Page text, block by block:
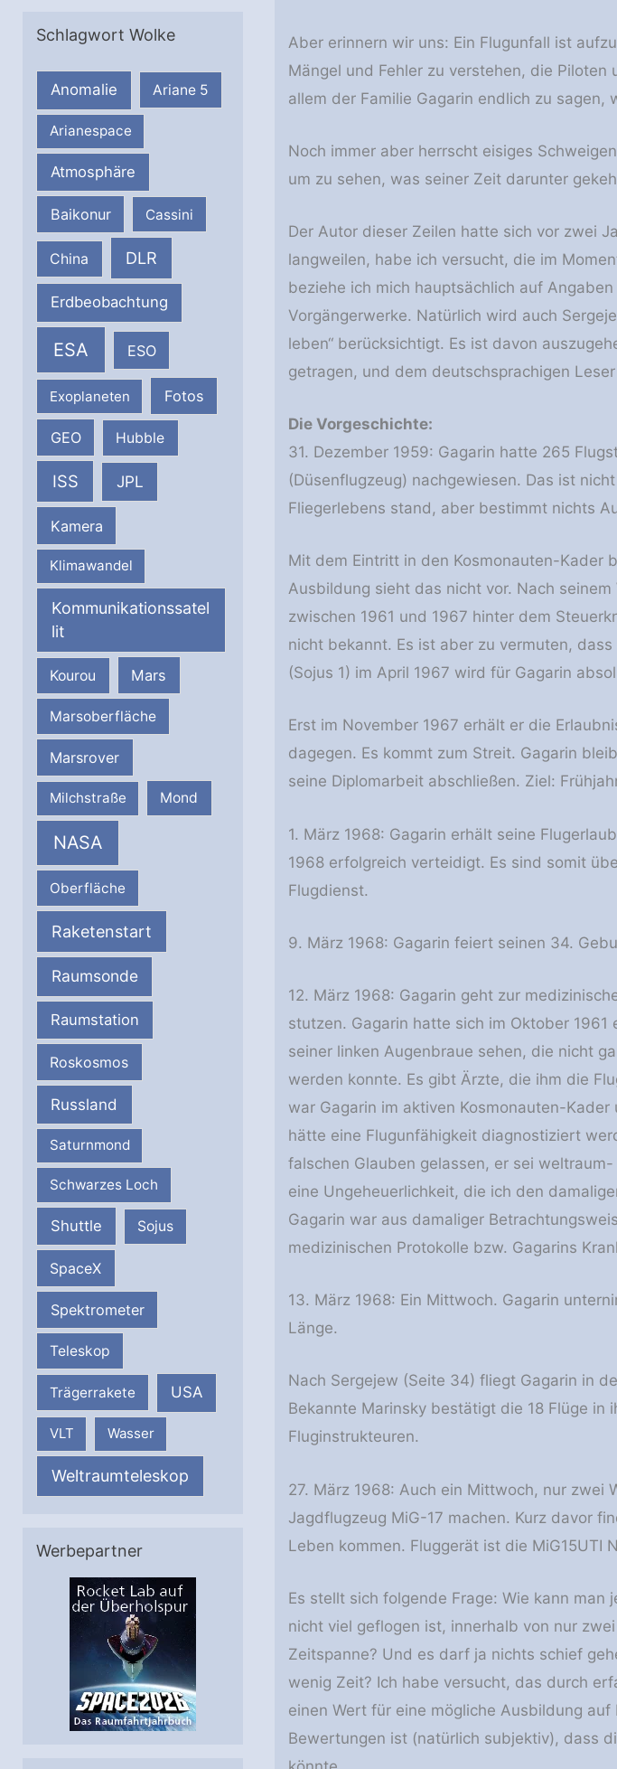
Schlagwort Wolke
Anomalie Ariane 5
Arianespace
Atmosphäre
Baikonur Cassini
China DLR
Erdbeobachtung
ESA ESO
Exoplaneten Fotos
GEO Hubble
ISS JPL
Kamera
Klimawandel
Kommunikationssatel
lit
Kourou Mars
Marsoberfläche
Marsrover
Milchstraße Mond
NASA
Oberfläche
Raketenstart
Raumsonde
Raumstation
Roskosmos
Russland
Saturnmond
Schwarzes Loch
Shuttle Sojus
SpaceX
Spektrometer
Teleskop
Trägerrakete USA
VLT Wasser
Weltraumteleskop
Werbepartner
Aber erinnern wir uns: Ein Flugunfall ist
Mängel und Fehler zu verstehen, die
allem der Familie Gagarin endlich zu
Noch immer aber herrscht eisiges
um zu sehen, was seiner Zeit darunter
Der Autor dieser Zeilen hatte sich vor zwei
langweilen, habe ich versucht, die im
beziehe ich mich hauptsächlich auf
Vorgängerwerke. Natürlich wird auch
leben“ berücksichtigt. Es ist davon
getragen, und dem deutschsprachigen
Die Vorgeschichte:
31. Dezember 1959: Gagarin hatte 265
(Düsenflugzeug) nachgewiesen. Das ist
Fliegerlebens stand, aber bestimmt nichts
Mit dem Eintritt in den Kosmonauten-Kader
Ausbildung sieht das nicht vor. Nach
zwischen 1961 und 1967 hinter dem
nicht bekannt. Es ist aber zu vermuten,
(Sojus 1) im April 1967 wird für Gagarin
Erst im November 1967 erhält er die
dagegen. Es kommt zum Streit. Gagarin
seine Diplomarbeit abschließen. Ziel:
1. März 1968: Gagarin erhält seine
1968 erfolgreich verteidigt. Es sind somit
Flugdienst.
9. März 1968: Gagarin feiert seinen 34.
12. März 1968: Gagarin geht zur
stutzen. Gagarin hatte sich im Oktober
seiner linken Augenbraue sehen, die nicht
werden konnte. Es gibt Ärzte, die ihm die
war Gagarin im aktiven Kosmonauten-
hätte eine Flugunfähigkeit diagnostiziert
falschen Glauben gelassen, er sei
eine Ungeheuerlichkeit, die ich den
Gagarin war aus damaliger
medizinischen Protokolle bzw. Gagarins
13. März 1968: Ein Mittwoch. Gagarin
Länge.
Nach Sergejew (Seite 34) fliegt Gagarin in
Bekannte Marinsky bestätigt die 18 Flüge in
Fluginstrukteuren.
27. März 1968: Auch ein Mittwoch, nur zwei
Jagdflugzeug MiG-17 machen. Kurz davor
Leben kommen. Fluggerät ist die MiG15UTI
Es stellt sich folgende Frage: Wie kann
nicht viel geflogen ist, innerhalb von nur
Zeitspanne? Und es darf ja nichts schief
wenig Zeit? Ich habe versucht, das durch
einen Wert für eine mögliche Ausbildung
Bewertungen ist (natürlich subjektiv), dass